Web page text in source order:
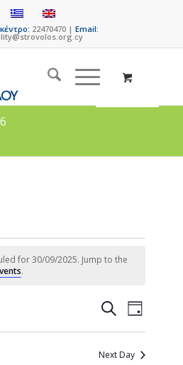
22470470 |Email:
for 30/09/2025. Jump to the
.
Events
Search
and
SearchEvent
Views
Day
Next Day